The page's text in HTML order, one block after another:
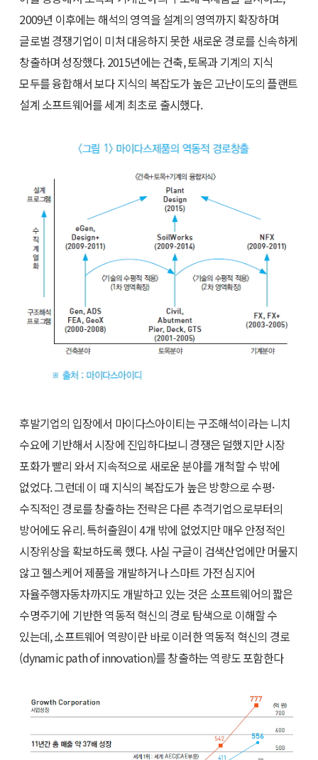
2009년 이후에는 해석의 영역을 설계의 영역까지 확장하며
글로벌 경쟁기업이 미처 대응하지 못한 새로운 경로를 신속하게
창출하며 성장했다. 2015년에는 건축, 토목과 기계의 지식
모두를 융합해서 보다 지식의 복잡도가 높은 고난이도의 플랜트
설계 소프트웨어를 세계 최초로 출시했다.
후발기업의 입장에서 마이다스아이티는 구조해석이라는 니치
수요에 기반해서 시장에 진입하다보니 경쟁은 덜했지만 시장
포화가 빨리 와서 지속적으로 새로운 분야를 개척할 수 밖에
없었다. 그런데 이 때 지식의 복잡도가 높은 방향으로 수평·
수직적인 경로를 창출하는 전략은 다른 추격기업으로부터의
방어에도 유리. 특허출원이 4개 밖에 없었지만 매우 안정적인
시장위상을 확보하도록 했다. 사실 구글이 검색산업에만 머물지
않고 헬스케어 제품을 개발하거나 스마트 가전 심지어
자율주행자동차까지도 개발하고 있는 것은 소프트웨어의 짧은
수명주기에 기반한 역동적 혁신의 경로 탐색으로 이해할 수
있는데, 소프트웨어 역량이란 바로 이러한 역동적 혁신의 경로
(dynamic path of innovation)를 창출하는 역량도 포함한다